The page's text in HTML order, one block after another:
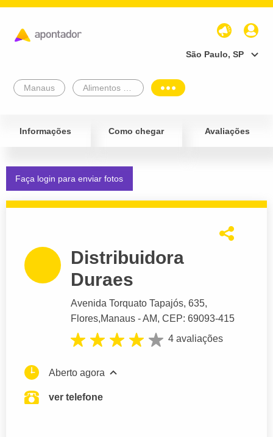
São Paulo, SP
Manaus
Informações Como chegar Avaliações
Faça login para enviar fotos
Distribuidora
Duraes
Avenida Torquato Tapajós, 635,
Flores,Manaus - AM, CEP: 69093-415
4 avaliações
Aberto agora
ver telefone